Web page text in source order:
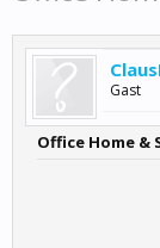
Gast
Office Home &